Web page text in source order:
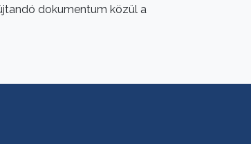
dokumentum közül a